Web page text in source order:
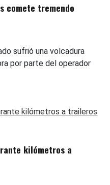
comete tremendo
sufrió una volcadura
por parte del operador
kilómetros a